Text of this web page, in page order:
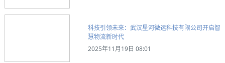
科技引领未来：武汉星河微运科技有限公司开启智
慧物流新时代
2025年11月19日 08:01